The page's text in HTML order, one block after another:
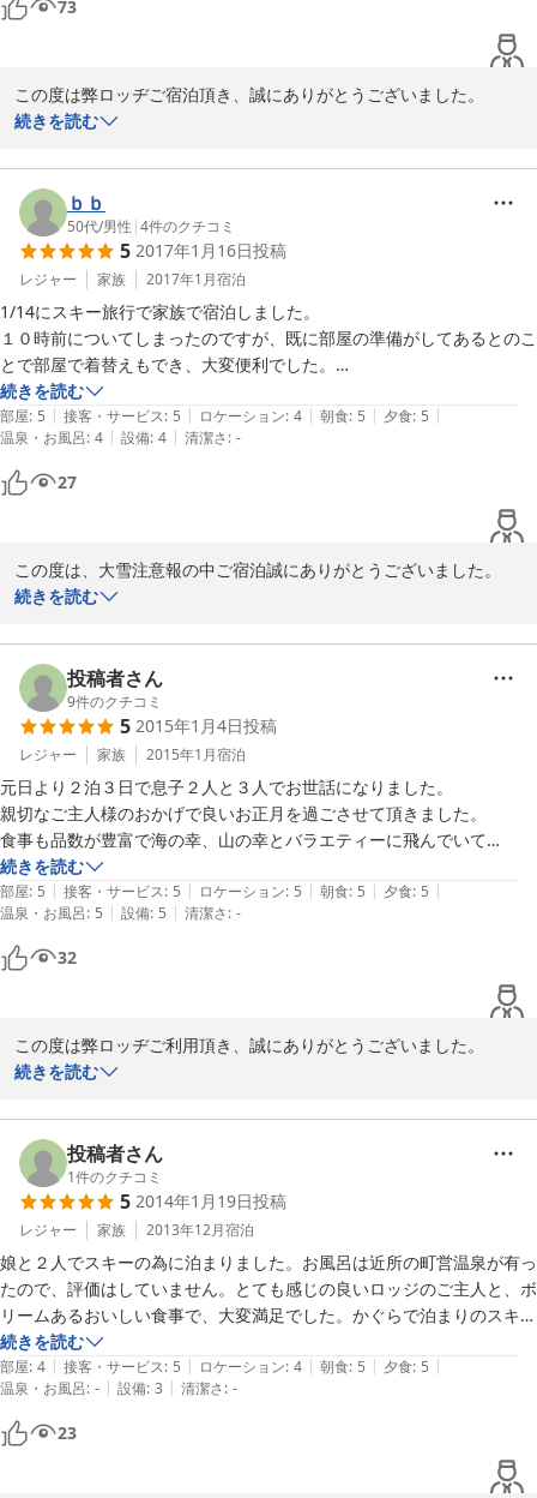
実はこの「ロッヂ　ふくだや」を陰で支えているであろう気さくな奥
【お部屋】：4.5点
こたつ・ファンヒーターがあり、とても綺麗に清掃されていて気持ち良
【お風呂】：3.5点
「お風呂が寒い」と皆さん書かれていますが、他の宿泊先でも寒いで
す。子供達は小さいプールの様で喜んでいました。
【お食事】：5点
皆さんが書かれている通り美味しく頂きました。朝食時のコーヒーは、
他の宿泊先では温いところもある中、熱いコーヒーで良かったです。
後、ソース・醤油等の調味料がべた付いてなく綺麗に整頓されていまし
た。
【トイレ】：5点
2階、3階共に洗浄機付トイレがあり良かったです。
3階のトイレ側は温水が出ませんでした。その為なのか宿泊者の皆さん
はもう一つの方を利用していました。後、トイレにはあった「タオルペ
総評として、全ての場所（お部屋・トイレ・食堂・ロビー等）で清掃が
行き届いていてとても気持ち良く利用させて頂きました。また、是非お
世話になりたい宿泊先の一つです。
73
この度は弊ロッヂご宿泊頂き、誠にありがとうございました。
たいへん良い評価を頂き、恐縮しております。
晴天になり皆様で夕方まで1日ゲレンデにお出かけになりホットし
ました。
ご指摘の３階温水洗浄便座ですが、シーズン前に新品交換してお
りまして、業者さんによりますと貯水式の為連続使用ですと温水に
ならない事もあるようです。不快な思いをされたようで、大変申し
訳ございませんでした。
またのご利用お待ちしております。
2017-01-24
続きを読む
ｂｂ
50代/男性 |4件のクチコミ
5 2017年1月16日投稿
レジャー 家族 2017年1月宿泊
1/14にスキー旅行で家族で宿泊しました。
１０時前についてしまったのですが、既に部屋の準備がしてあるとのこ
とで部屋で着替えもでき、大変便利でした。
食事もボリューム満点で品数も多く、大変おいしかったです。
チェックアウト時も荷物と車を預かっていただけたので助かりました。
続きを読む
部屋: 5 | 接客・サービス: 5 | ロケーション: 4 | 朝食: 5 | 夕食: 5 |
温泉・お風呂: 4 | 設備: 4 | 清潔さ: -
27
この度は、大雪注意報の中ご宿泊誠にありがとうございました。
で、とてもうれしく思っております。
また機会がありましたらぜひご利用いただきますようお願い申し上
げます。
2017-01-16
続きを読む
投稿者さん
9件のクチコミ
5 2015年1月4日投稿
レジャー 家族 2015年1月宿泊
元日より２泊３日で息子２人と３人でお世話になりました。
親切なご主人様のおかげで良いお正月を過ごさせて頂きました。
食事も品数が豊富で海の幸、山の幸とバラエティーに飛んでいて
何よりお米がとても美味しく感動しました。
食欲旺盛な息子共々たくさんお代わりしてしまいすいませんでした。
例年に無い大雪で年配ボーダーは疲れ果てておりましたが
ラッキーな事にお風呂は貸切状態！疲れも吹っ飛び
とても気持ち良い思いをさせて頂きました。
続きを読む
部屋: 5 | 接客・サービス: 5 | ロケーション: 5 | 朝食: 5 | 夕食: 5 |
温泉・お風呂: 5 | 設備: 5 | 清潔さ: -
32
この度は弊ロッヂご利用頂き、誠にありがとうございました。
近年にない大雪でしたが、良いお正月を過ごして頂けたようで、と
親子仲がとても良いようにお見受けしました。
きっと普段も素敵なご家庭なのでしょうね。
2015-01-06
続きを読む
投稿者さん
1件のクチコミ
5 2014年1月19日投稿
レジャー 家族 2013年12月宿泊
娘と２人でスキーの為に泊まりました。お風呂は近所の町営温泉が有っ
たので、評価はしていません。とても感じの良いロッジのご主人と、ボ
リームあるおいしい食事で、大変満足でした。かぐらで泊まりのスキー
の時は、またお世話になりたいです。
続きを読む
部屋: 4 | 接客・サービス: 5 | ロケーション: 4 | 朝食: 5 | 夕食: 5 |
温泉・お風呂: - | 設備: 3 | 清潔さ: -
23